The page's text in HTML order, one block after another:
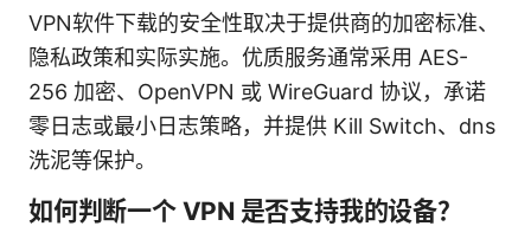
VPN软件下载的安全性取决于提供商的加密标准、
隐私政策和实际实施。优质服务通常采用 AES-
256 加密、OpenVPN 或 WireGuard 协议，承诺
零日志或最小日志策略，并提供 Kill Switch、dns
洗泥等保护。
如何判断一个 VPN 是否支持我的设备？